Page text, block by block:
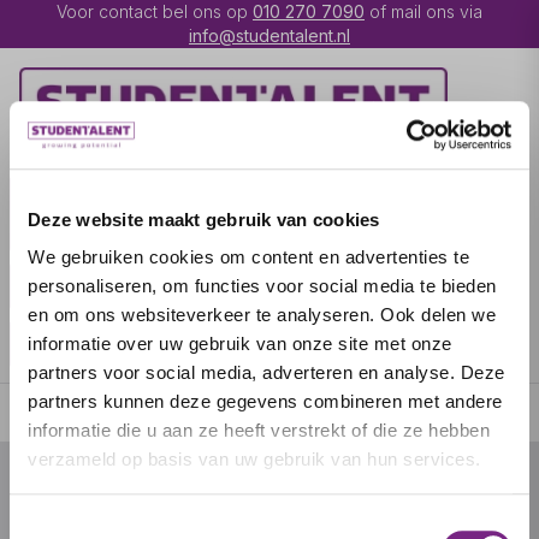
Deze website maakt gebruik van cookies
We gebruiken cookies om content en advertenties te
personaliseren, om functies voor social media te bieden
en om ons websiteverkeer te analyseren. Ook delen we
informatie over uw gebruik van onze site met onze
partners voor social media, adverteren en analyse. Deze
partners kunnen deze gegevens combineren met andere
informatie die u aan ze heeft verstrekt of die ze hebben
verzameld op basis van uw gebruik van hun services.
Voor contact bel ons op 010 270 7090 of mail ons via
info@studentalent.nl
UITZENDKRACHT
IK BEN WERKGEVER OVER STUDENTALENT
SPECIALISATIES